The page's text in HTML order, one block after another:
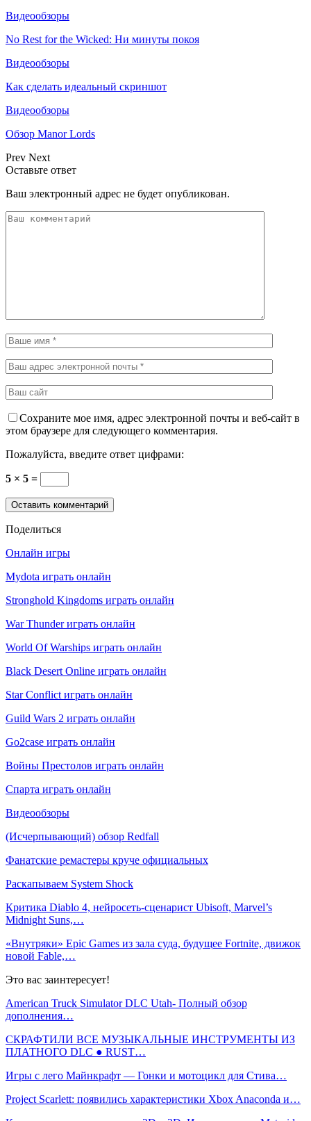
Видеообзоры
No Rest for the Wicked: Ни минуты покоя
Видеообзоры
Как сделать идеальный скриншот
Видеообзоры
Обзор Manor Lords
Prev Next
Оставьте ответ
Ваш электронный адрес не будет опубликован.
Сохраните мое имя, адрес электронной почты и веб-сайт в
этом браузере для следующего комментария.
Пожалуйста, введите ответ цифрами:
5 × 5 =
Поделиться
Онлайн игры
Mydota играть онлайн
Stronghold Kingdoms играть онлайн
War Thunder играть онлайн
World Of Warships играть онлайн
Black Desert Online играть онлайн
Star Conflict играть онлайн
Guild Wars 2 играть онлайн
Go2case играть онлайн
Войны Престолов играть онлайн
Спарта играть онлайн
Видеообзоры
(Исчерпывающий) обзор Redfall
Фанатские ремастеры круче официальных
Раскапываем System Shock
Критика Diablo 4, нейросеть-сценарист Ubisoft, Marvel’s
Midnight Suns,…
«Внутряки» Epic Games из зала суда, будущее Fortnite, движок
новой Fable,…
Это вас заинтересует!
American Truck Simulator DLC Utah- Полный обзор
дополнения…
СКРАФТИЛИ ВСЕ МУЗЫКАЛЬНЫЕ ИНСТРУМЕНТЫ ИЗ
ПЛАТНОГО DLC ● RUST…
Игры с лего Майнкрафт — Гонки и мотоцикл для Стива…
Project Scarlett: появились характеристики Xbox Anaconda и…